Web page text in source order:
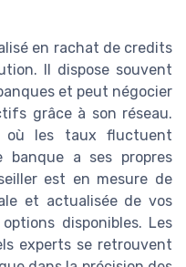
en rachat de credits
Il dispose souvent
et peut négocier
grâce à son réseau.
où les taux fluctuent
banque a ses propres
est en mesure de
et actualisée de vos
disponibles. Les
experts se retrouvent